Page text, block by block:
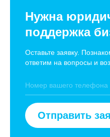
Нужна
поддержка
Оставьте заявку.
ответим на вопросы и
Отправить